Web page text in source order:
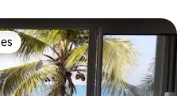
preferido